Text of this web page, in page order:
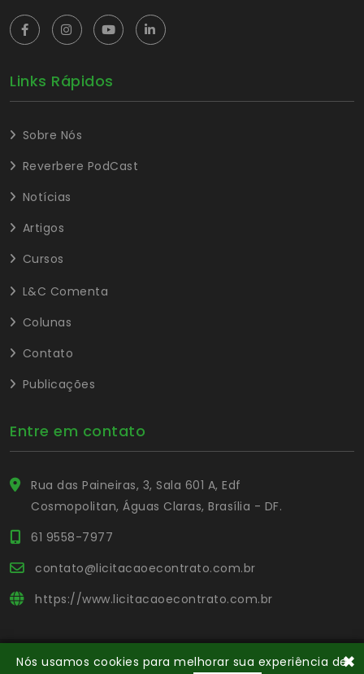
Links Rápidos
Sobre Nós
Reverbere PodCast
Notícias
Artigos
Cursos
L&C Comenta
Colunas
Contato
Publicações
Entre em contato
Rua das Paineiras, 3, Sala 601 A, Edf
Cosmopolitan, Águas Claras, Brasília - DF.
61 9558-7977
contato@licitacaoecontrato.com.br
https://www.licitacaoecontrato.com.br
© Copyright Portal L&C. Todos os direitos reservados.
Nós usamos cookies para melhorar sua experiência de✖